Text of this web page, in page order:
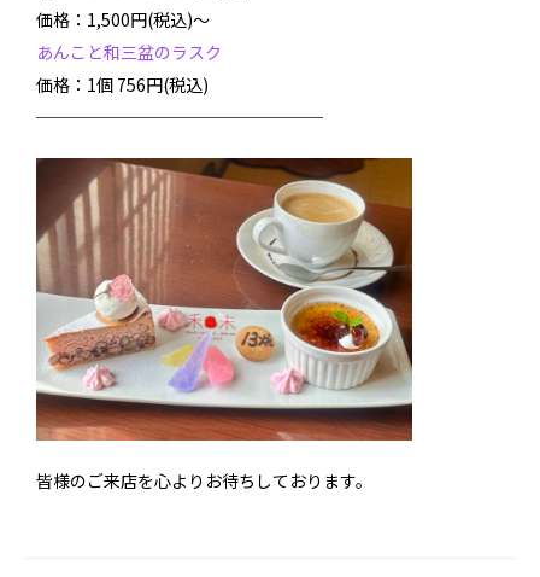
価格：1,500円(税込)～
あんこと和三盆のラスク
価格：1個 756円(税込)
─────────────────
皆様のご来店を心よりお待ちしております。